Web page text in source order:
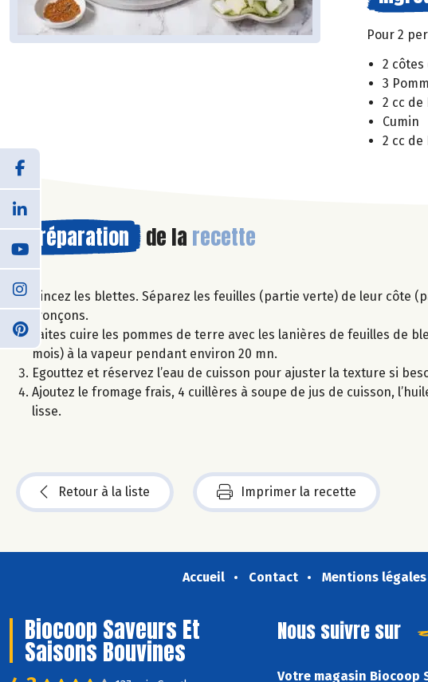
Pour 2
2 côtes
3
2 cc de
Cumin
2 cc
Préparation de la recette
Rincez les blettes. Séparez les feuilles (partie verte) de leur côte
tronçons.
Faites cuire les pommes de terre avec les lanières de feuilles de
mois) à la vapeur pendant environ 20 mn.
Egouttez et réservez l’eau de cuisson pour ajuster la texture si
Ajoutez le fromage frais, 4 cuillères à soupe de jus de cuisson,
lisse.
Retour à la liste Imprimer la recette
Accueil Contact Mentions légales
Biocoop Saveurs Et
Saisons Bouvines
Nous suivre sur
Votre magasin Biocoop